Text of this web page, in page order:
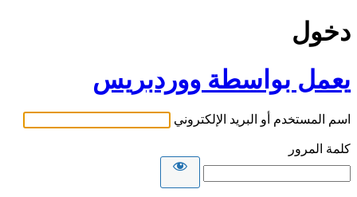
دخول
يعمل بواسطة ووردبريس
اسم المستخدم أو البريد الإلكتروني
كلمة المرور